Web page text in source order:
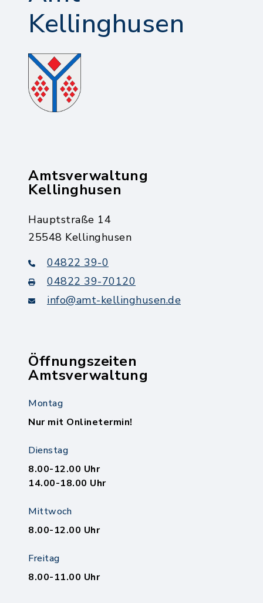
Kellinghusen
Amtsverwaltung
Kellinghusen
Hauptstraße 14
25548 Kellinghusen
04822 39-0
04822 39-70120
info@amt-kellinghusen.de
Öffnungszeiten
Amtsverwaltung
Montag
Nur mit Onlinetermin!
Dienstag
8.00-12.00 Uhr
14.00-18.00 Uhr
Mittwoch
8.00-12.00 Uhr
Freitag
8.00-11.00 Uhr